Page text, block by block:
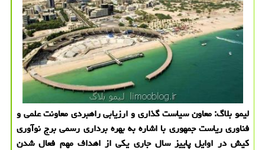
لیمو بلاگ: معاون سیاست گذاری و ارزیابی راهبردی معاونت علمی و
فناوری ریاست جمهوری با اشاره به بهره برداری رسمی برج نوآوری
كیش در اوایل پاییز سال جاری یكی از اهداف مهم فعال شدن